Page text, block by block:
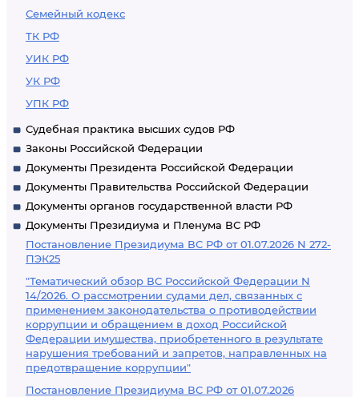
Семейный кодекс
ТК РФ
УИК РФ
УК РФ
УПК РФ
Судебная практика высших судов РФ
Законы Российской Федерации
Документы Президента Российской Федерации
Документы Правительства Российской Федерации
Документы органов государственной власти РФ
Документы Президиума и Пленума ВС РФ
Постановление Президиума ВС РФ от 01.07.2026 N 272-
ПЭК25
"Тематический обзор ВС Российской Федерации N
14/2026. О рассмотрении судами дел, связанных с
применением законодательства о противодействии
коррупции и обращением в доход Российской
Федерации имущества, приобретенного в результате
нарушения требований и запретов, направленных на
предотвращение коррупции"
Постановление Президиума ВС РФ от 01.07.2026